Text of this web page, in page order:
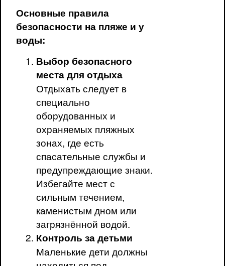
Основные правила
безопасности на пляже и у
воды:
Выбор безопасного
места для отдыха
Отдыхать следует в
специально
оборудованных и
охраняемых пляжных
зонах, где есть
спасательные службы и
предупреждающие знаки.
Избегайте мест с
сильным течением,
каменистым дном или
загрязнённой водой.
Контроль за детьми
Маленькие дети должны